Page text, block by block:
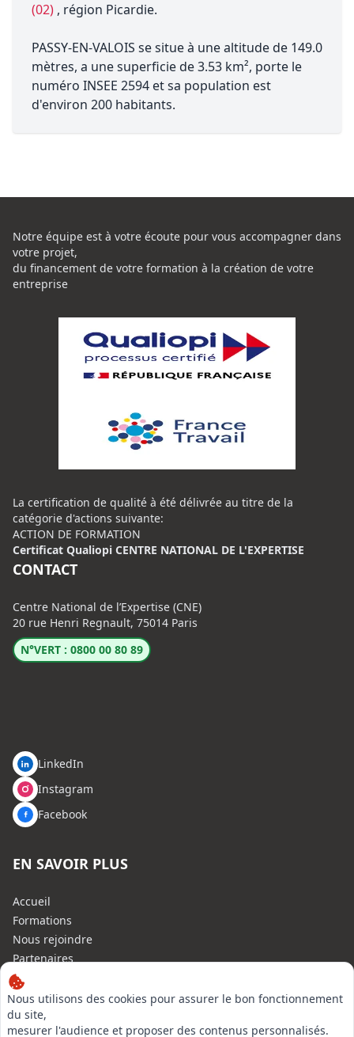
(02) , région Picardie.
PASSY-EN-VALOIS se situe à une altitude de 149.0
mètres, a une superficie de 3.53 km², porte le
numéro INSEE 2594 et sa population est
d'environ 200 habitants.
Nous utilisons des cookies pour assurer le bon fonctionnement
du site,
mesurer l'audience et proposer des contenus personnalisés.
Notre équipe est à votre écoute pour vous accompagner dans
votre projet,
du financement de votre formation à la création de votre
entreprise
La certification de qualité à été délivrée au titre de la
catégorie d'actions suivante:
ACTION DE FORMATION
Certificat Qualiopi CENTRE NATIONAL DE L'EXPERTISE
CONTACT
Centre National de l’Expertise (CNE)
20 rue Henri Regnault, 75014 Paris
N°VERT : 0800 00 80 89
LinkedIn
Instagram
Facebook
EN SAVOIR PLUS
Accueil
Formations
Nous rejoindre
Partenaires
Autres missions
Le C.N.E.
Membre IVSC